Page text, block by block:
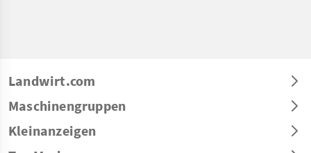
Landwirt.com
Maschinengruppen
Kleinanzeigen